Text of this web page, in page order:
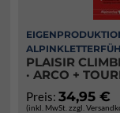
PLAISIR
· ARCO +
Preis: 34,95 €
(inkl. MwSt. zzgl.